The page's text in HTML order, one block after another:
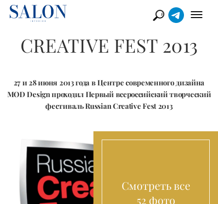
CREATIVE FEST 2013
27 и 28 июня 2013 года в Центре современного дизайна
MOD Design проходил Первый всероссийский творческий
фестиваль Russian Creative Fest 2013
Смотреть все
52 фото